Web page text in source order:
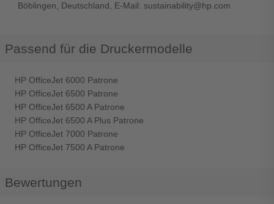
Böblingen, Deutschland, E-Mail: sustainability@hp.com
Passend für die Druckermodelle
HP OfficeJet 6000 Patrone
HP OfficeJet 6500 Patrone
HP OfficeJet 6500 A Patrone
HP OfficeJet 6500 A Plus Patrone
HP OfficeJet 7000 Patrone
HP OfficeJet 7500 A Patrone
Bewertungen